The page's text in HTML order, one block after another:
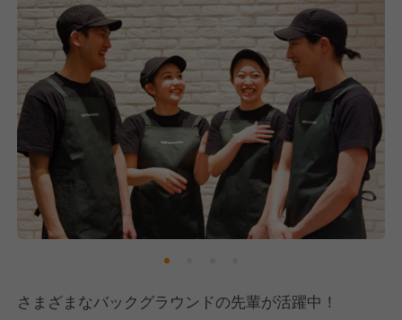
とうございます！」
「今日から始まった新しいメニュー、～さん好きだと
思いますよ！」
など、あらかじめ目の前のお客様の特徴を把握した上
で、あなたらしい接客をしちゃってください。
なんと、CRISPのお客様満足度は98%、リピーター率
も82%です！
さまざまなバックグラウンドの先輩が活躍中！